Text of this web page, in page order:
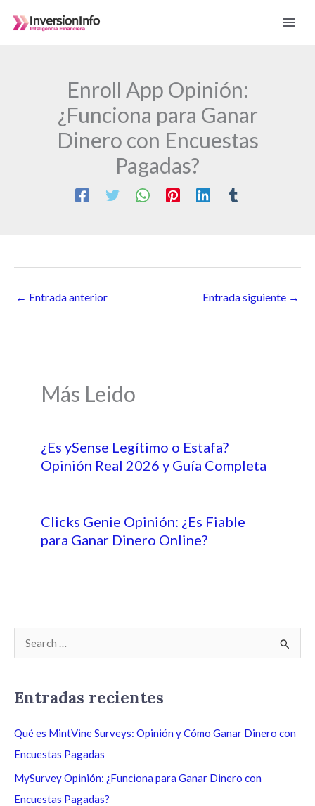
Enroll App Opinión:
¿Funciona para Ganar
Dinero con Encuestas
Pagadas?
← Entrada anterior Entrada siguiente →
Más Leido
¿Es ySense Legítimo o Estafa?
Opinión Real 2026 y Guía Completa
Clicks Genie Opinión: ¿Es Fiable
para Ganar Dinero Online?
a
r
p
o
Entradas recientes
Qué es MintVine Surveys: Opinión y Cómo Ganar Dinero con
Encuestas Pagadas
MySurvey Opinión: ¿Funciona para Ganar Dinero con
Encuestas Pagadas?